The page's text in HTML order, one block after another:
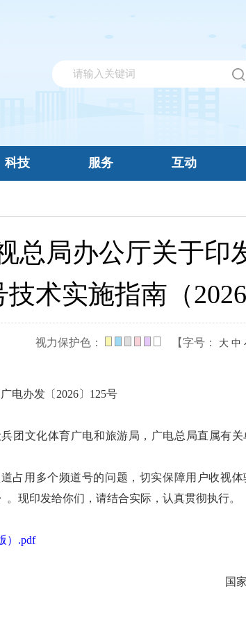
科技 服务 互动
总局办公厅关于印
技术实施指南（
视力保护色： 【字号： 大 中
广电办发〔2026〕125号
团文化体育广电和旅游局，广电总局直属有
占用多个频道号的问题，切实保障用户收视
。现印发给你们，请结合实际，认真贯彻执行。
）.pdf
国